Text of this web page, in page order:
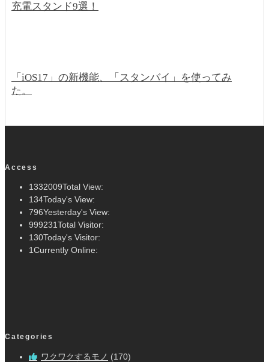
充電スタンド9選！
「iOS17」の新機能、「スタンバイ」を使ってみ
た。
Access
1332009Total View:
134Today's View:
796Yesterday's View:
999231Total Visitor:
130Today's Visitor:
1Currently Online:
Categories
ワクワクするモノ (170)